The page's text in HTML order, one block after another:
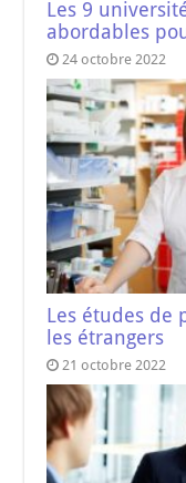
Les 9
abordables
24 octobre 2022
Les études de
les étrangers
21 octobre 2022